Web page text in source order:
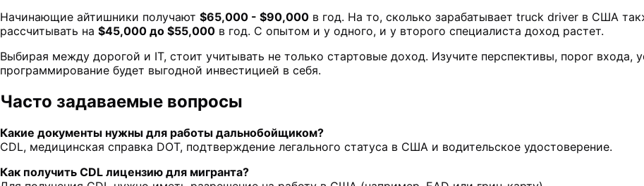
Начинающие айтишники получают $65,000 - $90,000 в год. На то, сколько зарабатывает truck driver в США
рассчитывать на $45,000 до $55,000 в год. С опытом и у одного, и у второго специалиста доход растет.
Выбирая между дорогой и IT, стоит учитывать не только стартовые доход. Изучите перспективы, порог входа,
программирование будет выгодной инвестицией в себя.
Часто задаваемые вопросы
Какие документы нужны для работы дальнобойщиком?
CDL, медицинская справка DOT, подтверждение легального статуса в США и водительское удостоверение.
Как получить CDL лицензию для мигранта?